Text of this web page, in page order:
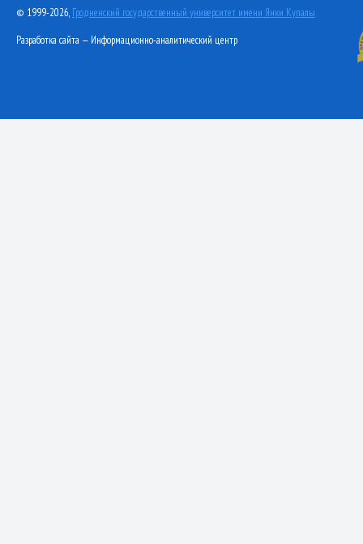
© 1999-2026, Гродненский государственный университет имени Янки Купалы
Разработка сайта — Информационно-аналитический центр